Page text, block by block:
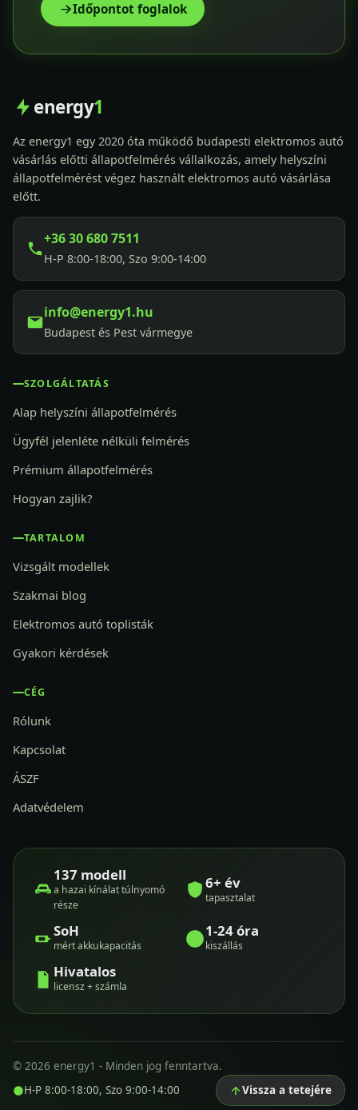
Időpontot foglalok
energy1
Az energy1 egy 2020 óta működő budapesti elektromos autó
vásárlás előtti állapotfelmérés vállalkozás, amely helyszíni
állapotfelmérést végez használt elektromos autó vásárlása
előtt.
+36 30 680 7511
H-P 8:00-18:00, Szo 9:00-14:00
info@energy1.hu
Budapest és Pest vármegye
SZOLGÁLTATÁS
Alap helyszíni állapotfelmérés
Ügyfél jelenléte nélküli felmérés
Prémium állapotfelmérés
Hogyan zajlik?
TARTALOM
Vizsgált modellek
Szakmai blog
Elektromos autó toplisták
Gyakori kérdések
CÉG
Rólunk
Kapcsolat
ÁSZF
Adatvédelem
137 modell
a hazai kínálat túlnyomó
része
6+ év
tapasztalat
SoH
mért akkukapacitás
1-24 óra
kiszállás
Hivatalos
licensz + számla
© 2026 energy1 - Minden jog fenntartva.
H-P 8:00-18:00, Szo 9:00-14:00
Vissza a tetejére